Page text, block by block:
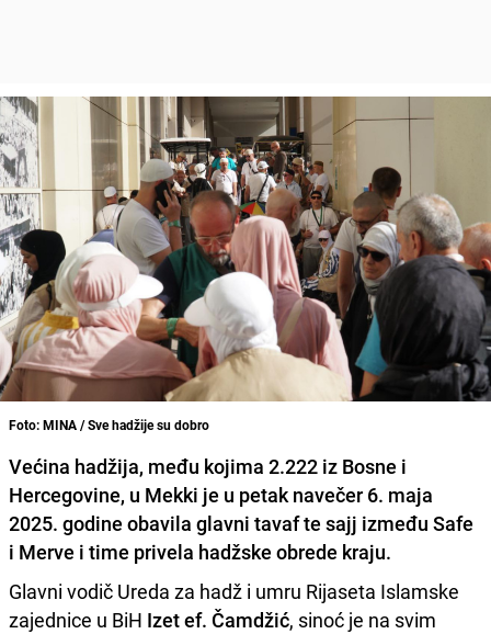
Foto: MINA / Sve hadžije su dobro
Većina hadžija, među kojima 2.222 iz Bosne i
Hercegovine, u Mekki je u petak navečer 6. maja
2025. godine obavila glavni tavaf te sajj između Safe
i Merve i time privela hadžske obrede kraju.
Glavni vodič Ureda za hadž i umru Rijaseta Islamske
zajednice u BiH Izet ef. Čamdžić, sinoć je na svim